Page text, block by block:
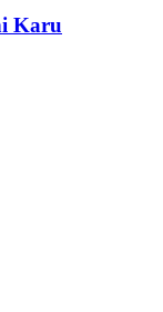
Karu